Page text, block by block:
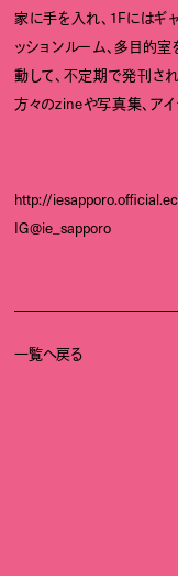
家に手を入れ、1Fにはギ
ッションルーム、多目的
動して、不定期で発刊され
方々のzineや写真集、ア
http://
IG@ie_sapporo
一覧へ戻る